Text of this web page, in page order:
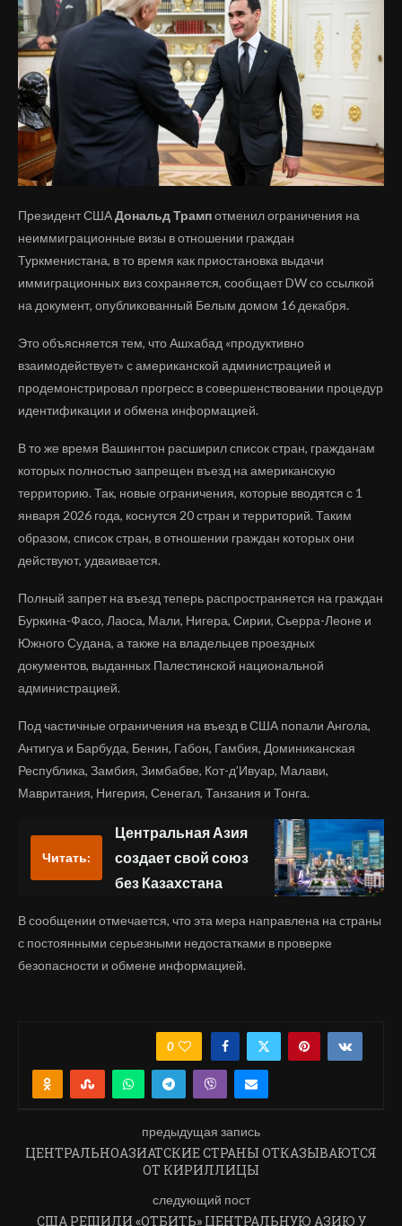
Президент СШАДональд Трампотменил ограничения на
неиммиграционные визы в отношении граждан
Туркменистана, в то время как приостановка выдачи
иммиграционных виз сохраняется, сообщает DW со ссылкой
на документ, опубликованный Белым домом 16 декабря.
Это объясняется тем, что Ашхабад «продуктивно
взаимодействует» с американской администрацией и
продемонстрировал прогресс в совершенствовании процедур
идентификации и обмена информацией.
В то же время Вашингтон расширил список стран, гражданам
которых полностью запрещен въезд на американскую
территорию. Так, новые ограничения, которые вводятся с 1
января 2026 года, коснутся 20 стран и территорий. Таким
образом, список стран, в отношении граждан которых они
действуют, удваивается.
Полный запрет на въезд теперь распространяется на граждан
Буркина-Фасо, Лаоса, Мали, Нигера, Сирии, Сьерра-Леоне и
Южного Судана, а также на владельцев проездных
документов, выданных Палестинской национальной
администрацией.
Под частичные ограничения на въезд в США попали Ангола,
Антигуа и Барбуда, Бенин, Габон, Гамбия, Доминиканская
Республика, Замбия, Зимбабве, Кот-д’Ивуар, Малави,
Мавритания, Нигерия, Сенегал, Танзания и Тонга.
Читать:
Центральная Азия
создает свой союз
без Казахстана
В сообщении отмечается, что эта мера направлена на страны
с постоянными серьезными недостатками в проверке
безопасности и обмене информацией.
0
предыдущая запись
ЦЕНТРАЛЬНОАЗИАТСКИЕ СТРАНЫ ОТКАЗЫВАЮТСЯ
ОТ КИРИЛЛИЦЫ
следующий пост
США РЕШИЛИ «ОТБИТЬ» ЦЕНТРАЛЬНУЮ АЗИЮ У